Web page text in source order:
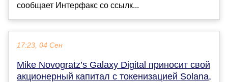
сообщает Интерфакс со ссылк...
17:23, 04 Сен
Mike Novogratz’s Galaxy Digital приносит свой
акционерный капитал с токенизацией Solana,